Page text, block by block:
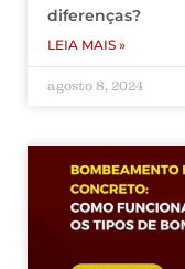
diferenças?
LEIA MAIS »
agosto 8, 2024